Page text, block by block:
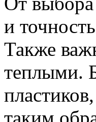
и
Также
теплыми.